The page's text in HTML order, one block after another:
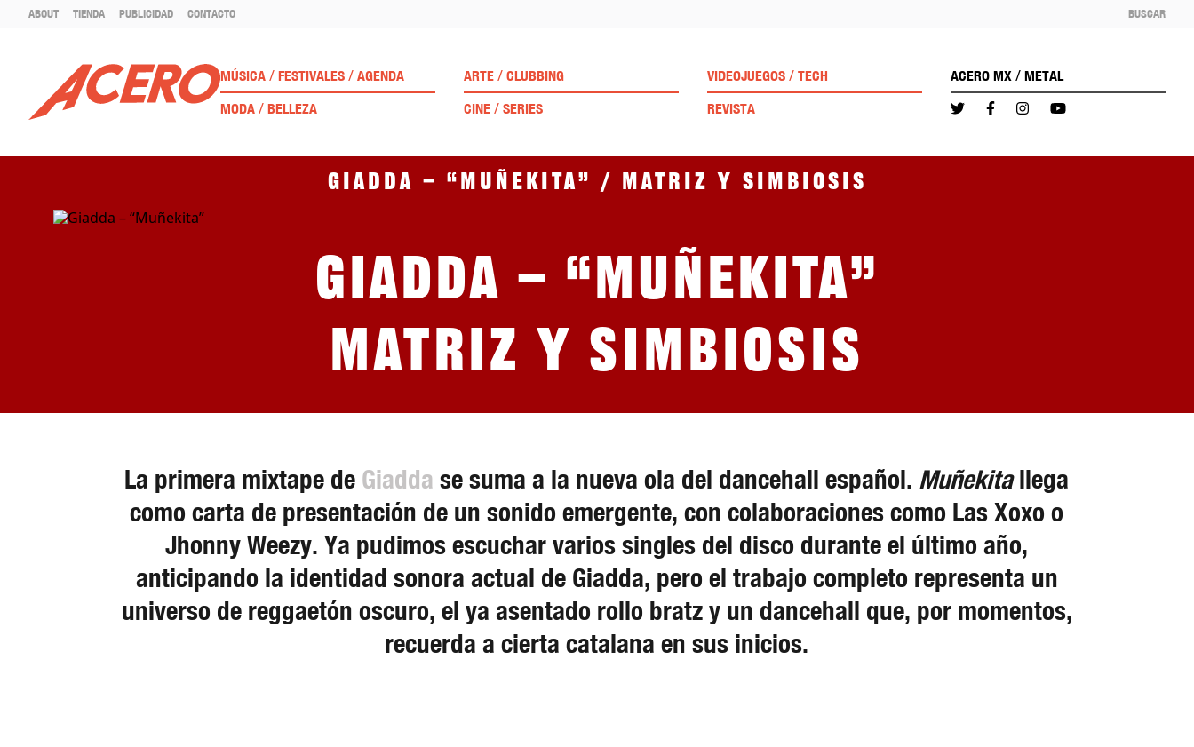
ABOUT TIENDA PUBLICIDAD CONTACTO BUSCAR
MÚSICA / FESTIVALES / AGENDA ARTE / CLUBBING VIDEOJUEGOS / TECH ACERO MX / METAL
MODA / BELLEZA CINE / SERIES REVISTA
Giadda – “Muñekita” / Matriz y simbiosis
Giadda – “Muñekita”
Matriz y simbiosis
La primera mixtape de Giadda se suma a la nueva ola del dancehall español. Muñekitallega
como carta de presentación de un sonido emergente, con colaboraciones como Las Xoxo o
Jhonny Weezy. Ya pudimos escuchar varios singles del disco durante el último año,
anticipando la identidad sonora actual de Giadda, pero el trabajo completo representa un
universo de reggaetón oscuro, el ya asentado rollo bratz y un dancehall que, por momentos,
recuerda a cierta catalana en sus inicios.